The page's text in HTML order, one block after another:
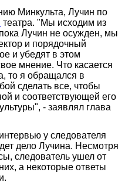
Минкульта, Лучин по
театра. "Мы исходим из
Лучин не осужден, мы
и порядочный
и убедят в этом
мнение. Что касается
то я обращался в
сделать все, чтобы
и соответствующей его
- заявлял глава
у следователя
дело Лучина. Несмотря
следователь ушел от
а некоторые ответы